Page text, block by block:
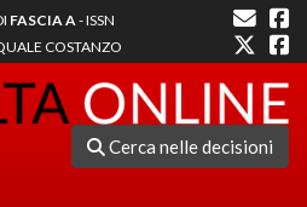
FASCIA A- ISSN
COSTANZO
Cerca nelle decisioni